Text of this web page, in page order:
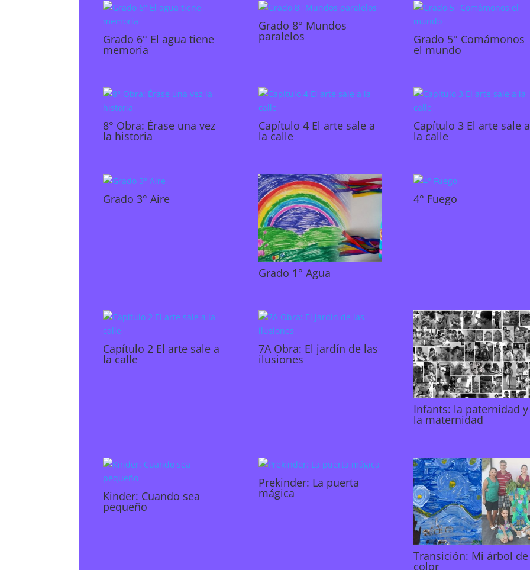
Grado 6° El agua tiene
memoria
Grado 8° Mundos
paralelos Grado 5° Comámonos
el mundo
8° Obra: Érase una vez
la historia
Capítulo 4 El arte sale a
la calle
Capítulo 3 El arte sale a
la calle
Grado 3° Aire
Grado 1° Agua
4° Fuego
Capítulo 2 El arte sale a
la calle
7A Obra: El jardín de las
ilusiones
Infants: la paternidad y
la maternidad
Kinder: Cuando sea
pequeño
Prekinder: La puerta
mágica
Transición: Mi árbol de
color